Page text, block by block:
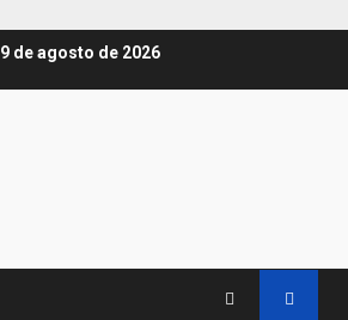
9 de agosto de 2026